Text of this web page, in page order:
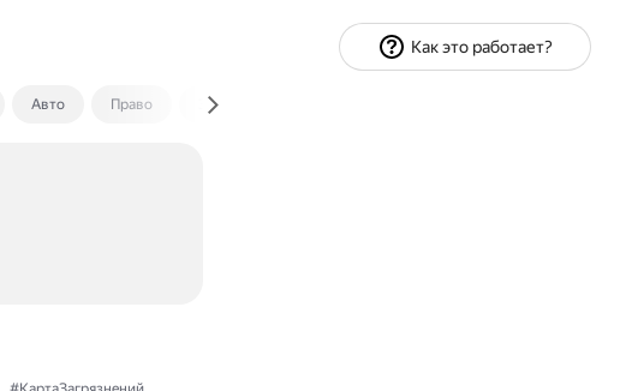
Авто Право Экономика и финансы
Как это работает?